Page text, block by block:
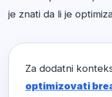
je znati da li je
Za dodatni
optimizovati